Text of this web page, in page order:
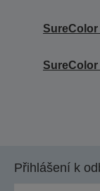
SureColor
SureColor
Přihlášení k